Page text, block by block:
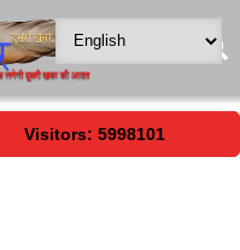
Visitors: 5998101